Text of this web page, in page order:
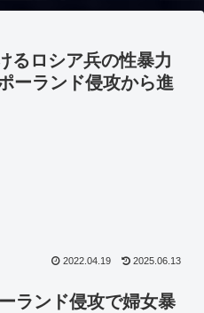
るロシア兵の性暴力
ーランド侵攻から進
2022.04.19 2025.06.13
ランド侵攻で婦女暴